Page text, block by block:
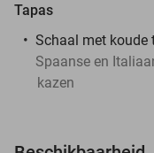
Tapas
Schaal met koude
Spaanse en
kazen